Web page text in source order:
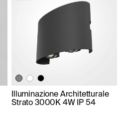
Illuminazione Architetturale
Strato 3000K 4W IP 54